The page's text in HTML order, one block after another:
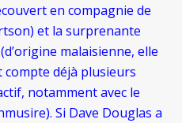
en compagnie de
et la surprenante
malaisienne, elle
compte déjà plusieurs
notamment avec le
Si Dave Douglas a